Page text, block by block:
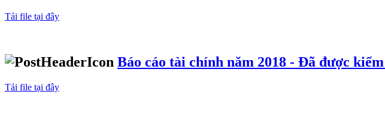
Tải file tại đây
Báo cáo tài chính năm 2018 - Đã được
Tải file tại đây